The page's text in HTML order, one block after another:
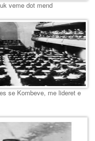
veme dot mend
se Kombeve, me lideret e